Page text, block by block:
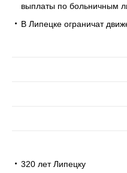
выплаты по больничным
В Липецке ограничат
320 лет Липецку